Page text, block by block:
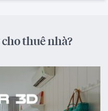
thuê nhà?